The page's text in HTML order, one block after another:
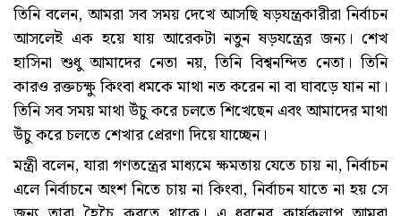
তিনি বলেন, আমরা সব সময় দেখে আসছি ষড়যন্ত্রকারীরা নির্বাচন
আসলেই এক হয়ে যায় আরেকটা নতুন ষড়যন্ত্রের জন্য। শেখ
হাসিনা শুধু আমাদের নেতা নয়, তিনি বিশ্বনন্দিত নেতা। তিনি
কারও রক্তচক্ষু কিংবা ধমকে মাথা নত করেন না বা ঘাবড়ে যান না।
তিনি সব সময় মাথা উঁচু করে চলতে শিখেছেন এবং আমাদের মাথা
উঁচু করে চলতে শেখার প্রেরণা দিয়ে যাচ্ছেন।
মন্ত্রী বলেন, যারা গণতন্ত্রের মাধ্যমে ক্ষমতায় যেতে চায় না, নির্বাচন
এলে নির্বাচনে অংশ নিতে চায় না কিংবা, নির্বাচন যাতে না হয় সে